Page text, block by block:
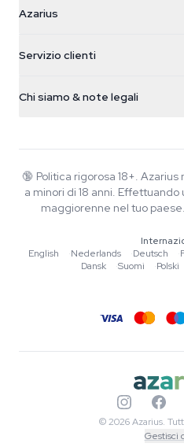
Galvaniweg 11
Nederland
+31(0)204897914
Azarius
Smokeshop
Servizio clienti
FAQ
Informativa sulla privacy
Chi siamo & note legali
Wiki
Blog
Musica
Linee guida editoriali
Strumenti e Calcolatori
🔞 Politica rigorosa 18+.
a minori di 18 anni.
maggiorenne nel tuo paese.
English
·Nederlands ·Deutsch ·
Dansk
·Suomi ·Polski
© 2026 Azarius.
Gestisci